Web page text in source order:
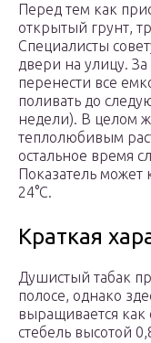
Перед тем как
открытый грунт,
Специалисты
двери на улицу.
перенести все
поливать до
недели). В целом
теплолюбивым
остальное время
Показатель может
24°С.
Краткая
Душистый табак
полосе, однако
выращивается
стебель высотой